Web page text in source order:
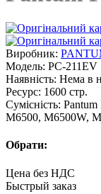
Виробник:
Модель: PC-211EV
Наявність: Нема в
Ресурс: 1600 стр.
Сумісність: Pantum
M6500, M6500W,
Обрати:
Цена без НДС
Быстрый заказ